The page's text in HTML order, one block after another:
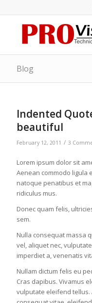
Blog
Indented
beautiful
February 12, 2011 / 3
Lorem ipsum dolor sit
Aenean commodo ligula
natoque penatibus et
ridiculus mus.
Donec quam felis,
sem.
Nulla consequat massa
vel, aliquet nec,
imperdiet a, venenatis
Nullam dictum felis eu
Cras dapibus. Vivamus
vulputate eleifend tellus.